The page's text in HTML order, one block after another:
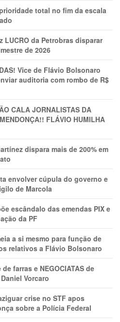
total no fim da escala
LUCRO da Petrobras disparar
de 2026
Vice de Flávio Bolsonaro
auditoria com rombo de R$
CALA JORNALISTAS DA
FLÁVIO HUMILHA
dispara mais de 200% em
envolver cúpula do governo e
de Marcola
escândalo das emendas PIX e
da PF
a si mesmo para função de
relativos a Flávio Bolsonaro
farras e NEGOCIATAS de
Vorcaro
crise no STF apos
sobre a Polícia Federal